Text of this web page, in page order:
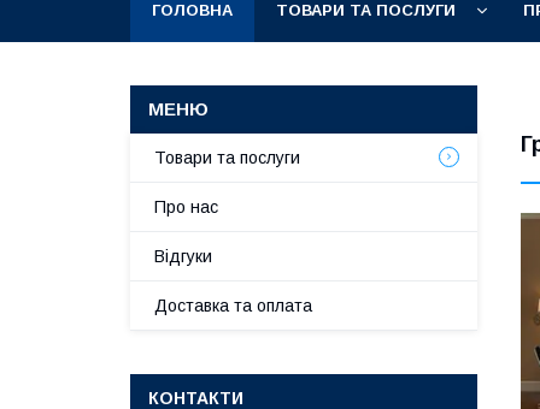
ГОЛОВНА ТОВАРИ ТА ПОСЛУГИ
Товари та послуги
Про нас
Відгуки
Доставка та оплата
КОНТАКТИ